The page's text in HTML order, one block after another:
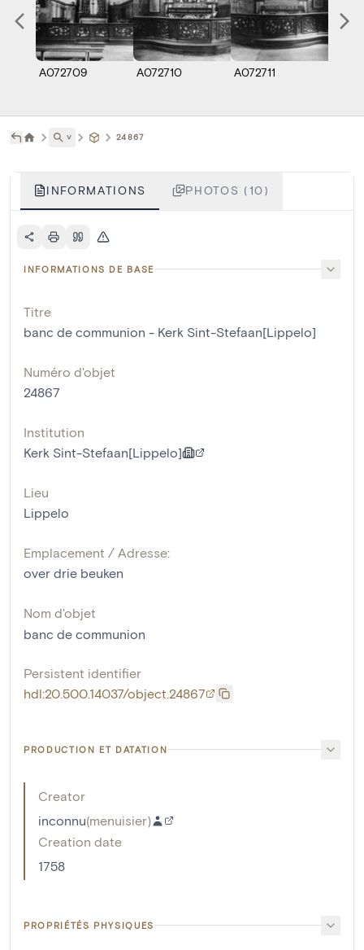
A072709 A072710 A072711
˅ 24867
INFORMATIONS PHOTOS (10)
INFORMATIONS DE BASE
Titre
banc de communion - Kerk Sint-Stefaan[Lippelo]
Numéro d'objet
24867
Institution
Kerk Sint-Stefaan[Lippelo]
Lieu
Lippelo
Emplacement / Adresse:
over drie beuken
Nom d'objet
banc de communion
Persistent identifier
hdl:20.500.14037/object.24867
PRODUCTION ET DATATION
Creator
inconnu(menuisier)
Creation date
1758
PROPRIÉTÉS PHYSIQUES